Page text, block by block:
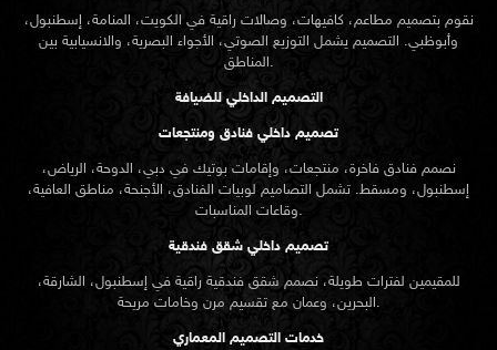
نقوم بتصميم مطاعم، كافيهات، وصالات راقية في الكويت، المنامة، إسطنبول،
وأبوظبي. التصميم يشمل التوزيع الصوتي، الأجواء البصرية، والانسيابية بين
المناطق.
التصميم الداخلي للضيافة
تصميم داخلي فنادق ومنتجعات
نصمم فنادق فاخرة، منتجعات، وإقامات بوتيك في دبي، الدوحة، الرياض،
إسطنبول، ومسقط. تشمل التصاميم لوبيات الفنادق، الأجنحة، مناطق العافية،
وقاعات المناسبات.
تصميم داخلي شقق فندقية
للمقيمين لفترات طويلة، نصمم شقق فندقية راقية في إسطنبول، الشارقة،
البحرين، وعمان مع تقسيم مرن وخامات مريحة.
خدمات التصميم المعماري